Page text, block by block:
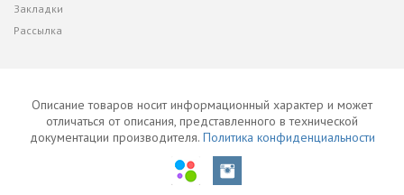
Закладки
Рассылка
Описание товаров носит информационный характер и может
отличаться от описания, представленного в технической
документации производителя. Политика конфиденциальности